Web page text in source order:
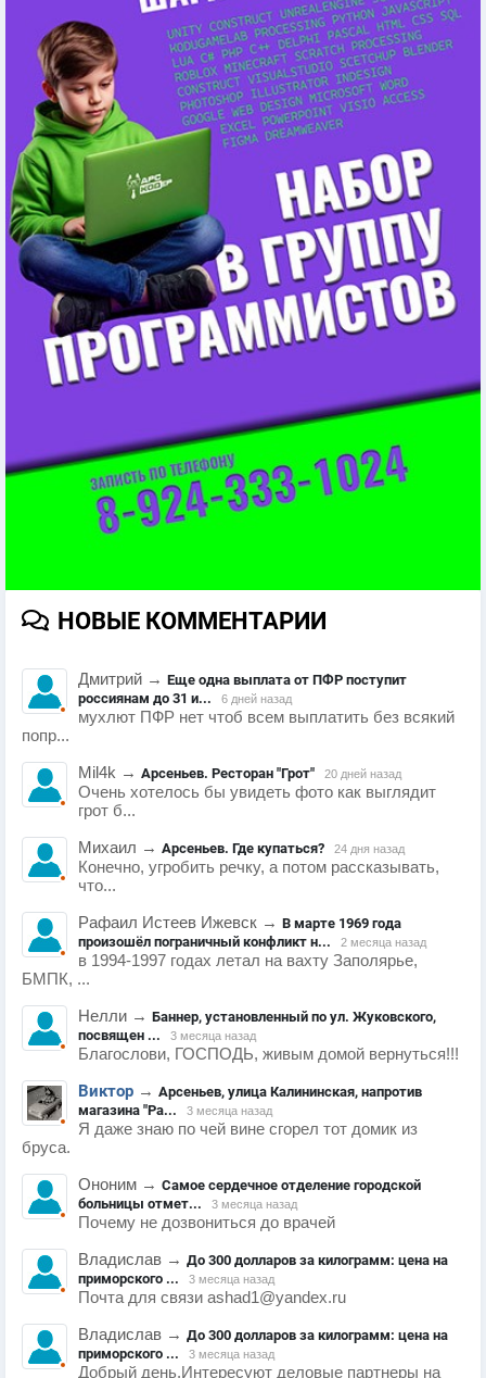
НОВЫЕ КОММЕНТАРИИ
Дмитрий → Еще одна выплата от ПФР поступит
россиянам до 31 и...
6 дней назад
мухлют ПФР нет чтоб всем выплатить без всякий
попр...
Mil4k → Арсеньев. Ресторан "Грот" 20 дней назад
Очень хотелось бы увидеть фото как выглядит
грот б...
Михаил → Арсеньев. Где купаться? 24 дня назад
Конечно, угробить речку, а потом рассказывать,
что...
Рафаил Истеев Ижевск → В марте 1969 года
произошёл пограничный конфликт н...
2 месяца назад
в 1994-1997 годах летал на вахту Заполярье,
БМПК, ...
Нелли → Баннер, установленный по ул. Жуковского,
посвящен ...
3 месяца назад
Благослови, ГОСПОДЬ, живым домой вернуться!!!
Виктор → Арсеньев, улица Калининская, напротив
магазина "Ра...
3 месяца назад
Я даже знаю по чей вине сгорел тот домик из
бруса.
Ононим → Самое сердечное отделение городской
больницы отмет...
3 месяца назад
Почему не дозвониться до врачей
Владислав → До 300 долларов за килограмм: цена на
приморского ...
3 месяца назад
Почта для связи ashad1@yandex.ru
Владислав → До 300 долларов за килограмм: цена на
приморского ...
3 месяца назад
Добрый день.Интересуют деловые партнеры на